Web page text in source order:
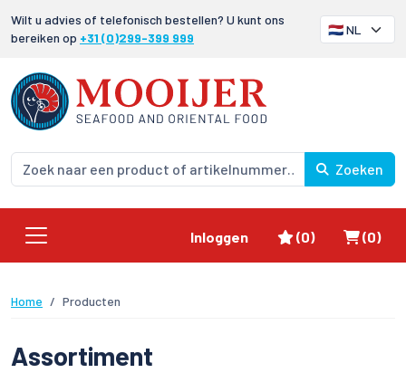
Wilt u advies of telefonisch bestellen? U kunt ons
bereiken op +31 (0)299-399 999
Zoeken
Inloggen Favorieten
(0) (0)
Home Producten
Assortiment